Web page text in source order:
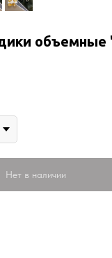
объемные
Нет в наличии